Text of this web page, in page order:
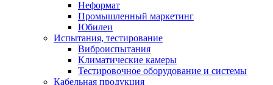
Неформат
Промышленный маркетинг
Юбилеи
Испытания, тестирование
Виброиспытания
Климатические камеры
Тестировочное оборудование и системы
Кабельная продукция